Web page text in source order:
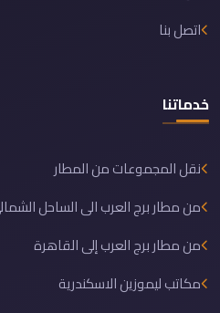
اتصل بنا
خدماتنا
نقل المجموعات من المطار
من مطار برج العرب الى الساحل الشمالي
من مطار برج العرب إلى القاهرة
مكاتب ليموزين الاسكندرية